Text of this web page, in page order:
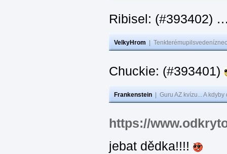
Ribisel: (#393402)
VelkyHrom
Chuckie: (#393401)
Frankenstein Guru AZ kvízu... A
https://
jebat dědka!!!!